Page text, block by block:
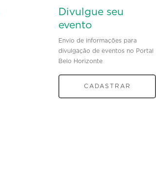
Divulgue seu
evento
Envio de informações para
divulgação de eventos no Portal
Belo Horizonte
CADASTRAR